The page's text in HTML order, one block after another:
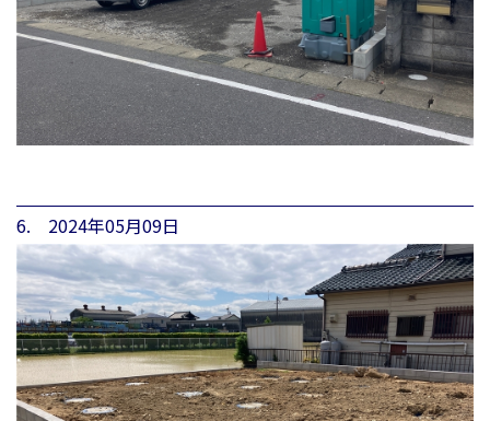
6. 2024年05月09日